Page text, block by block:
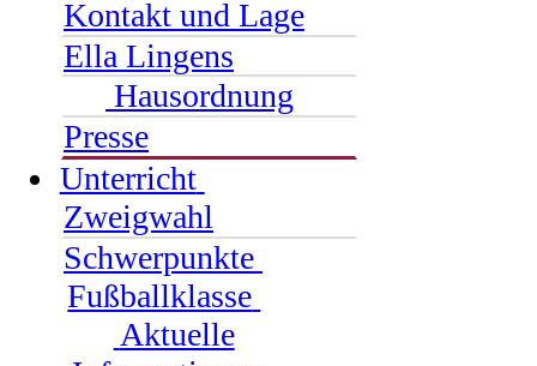
Kontakt und Lage
Ella Lingens
Hausordnung
Presse
Unterricht
Zweigwahl
Schwerpunkte
Fußballklasse
Aktuelle